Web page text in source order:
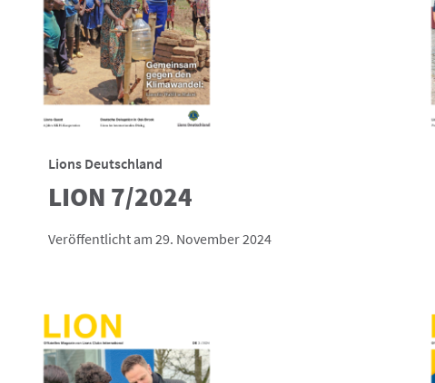
Lions Deutschland
LION 7/2024
Veröffentlicht am 29. November 2024